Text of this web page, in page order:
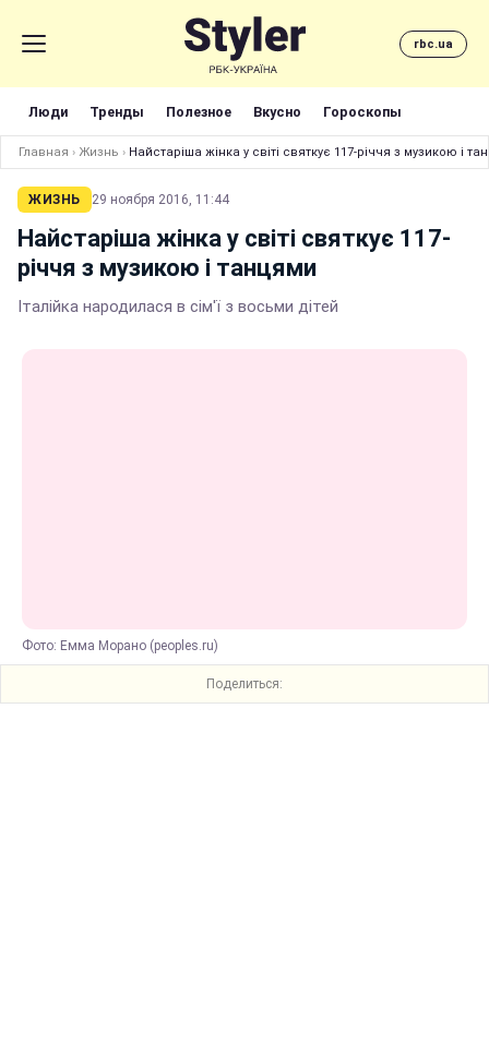
rbc.ua
Люди Тренды Полезное Вкусно Гороскопы
Главная › Жизнь › Найстаріша жінка у світі святкує 117-річчя з музикою і
ЖИЗНЬ 29 ноября 2016, 11:44
Найстаріша жінка у світі святкує 117-
річчя з музикою і танцями
Італійка народилася в сім'ї з восьми дітей
Фото: Емма Морано (peoples.ru)
Поделиться: